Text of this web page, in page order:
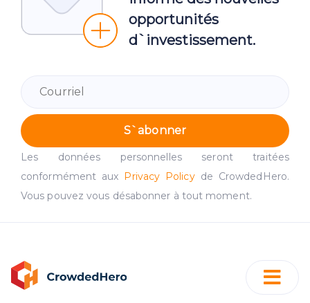
opportunités
d`investissement.
S`abonner
Les données personnelles seront traitées
conformément aux Privacy Policyde CrowdedHero.
Vous pouvez vous désabonner à tout moment.